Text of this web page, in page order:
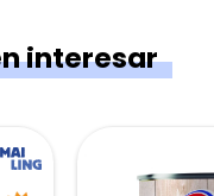
interesar